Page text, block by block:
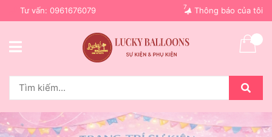
Tư vấn: 0961676079 Thông báo của tôi
7